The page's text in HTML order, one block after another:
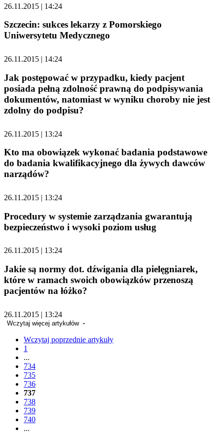
26.11.2015 | 14:24
Szczecin: sukces lekarzy z Pomorskiego
Uniwersytetu Medycznego
26.11.2015 | 14:24
Jak postępować w przypadku, kiedy pacjent
posiada pełną zdolność prawną do podpisywania
dokumentów, natomiast w wyniku choroby nie jest
zdolny do podpisu?
26.11.2015 | 13:24
Kto ma obowiązek wykonać badania podstawowe
do badania kwalifikacyjnego dla żywych dawców
narządów?
26.11.2015 | 13:24
Procedury w systemie zarządzania gwarantują
bezpieczeństwo i wysoki poziom usług
26.11.2015 | 13:24
Jakie są normy dot. dźwigania dla pielęgniarek,
które w ramach swoich obowiązków przenoszą
pacjentów na łóżko?
26.11.2015 | 13:24
Wczytaj więcej artykułów
Wczytaj poprzednie artykuły
1
...
734
735
736
737
738
739
740
...